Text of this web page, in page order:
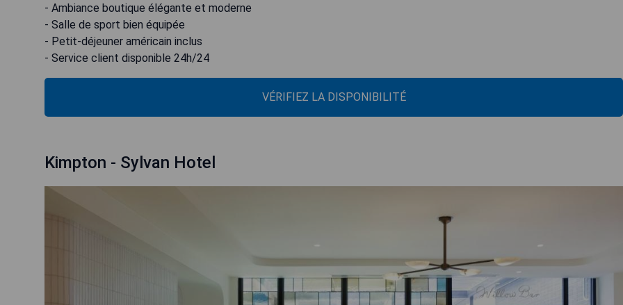
- Ambiance boutique élégante et moderne
- Salle de sport bien équipée
- Petit-déjeuner américain inclus
- Service client disponible 24h/24
VÉRIFIEZ LA DISPONIBILITÉ
Kimpton - Sylvan Hotel